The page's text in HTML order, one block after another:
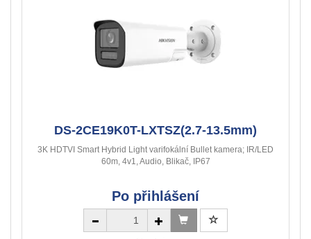
DS-2CE19K0T-LXTSZ(2.7-13.5mm)
3K HDTVI Smart Hybrid Light varifokální Bullet kamera; IR/LED
60m, 4v1, Audio, Blikač, IP67
Po přihlášení